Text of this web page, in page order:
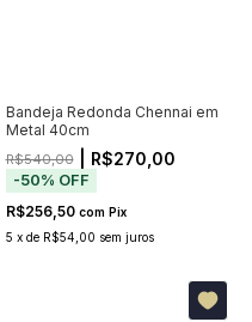
Bandeja Redonda Chennai em
Metal 40cm
R$540,00| R$270,00
-50% OFF
R$256,50 com Pix
5 x de R$54,00 sem juros